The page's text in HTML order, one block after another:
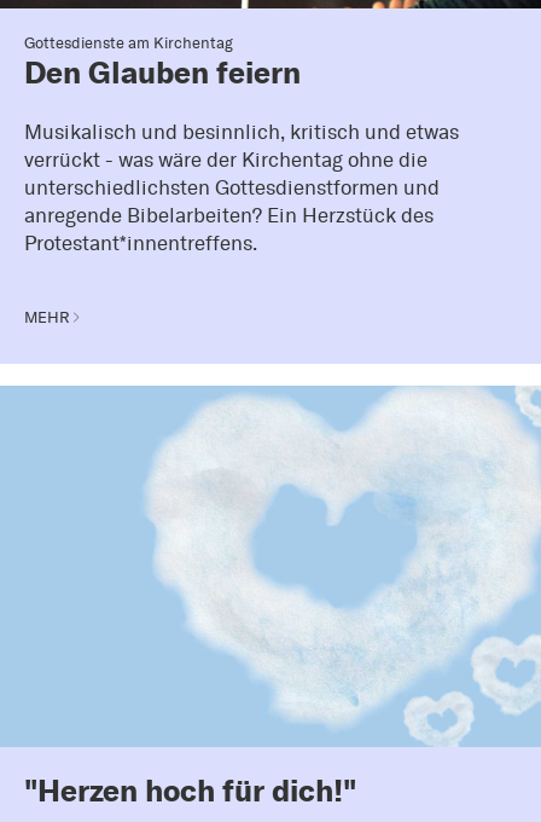
Gottesdienste am Kirchentag
Den Glauben feiern
Musikalisch und besinnlich, kritisch und etwas
verrückt - was wäre der Kirchentag ohne die
unterschiedlichsten Gottesdienstformen und
anregende Bibelarbeiten? Ein Herzstück des
Protestant*innentreffens.
MEHR
"Herzen hoch für dich!"